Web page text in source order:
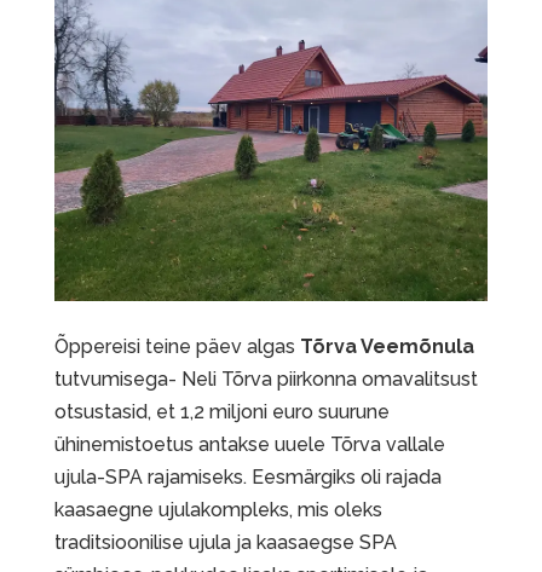
Õppereisi teine päev algas Tõrva Veemõnula
tutvumisega- Neli Tõrva piirkonna omavalitsust
otsustasid, et 1,2 miljoni euro suurune
ühinemistoetus antakse uuele Tõrva vallale
ujula-SPA rajamiseks. Eesmärgiks oli rajada
kaasaegne ujulakompleks, mis oleks
traditsioonilise ujula ja kaasaegse SPA